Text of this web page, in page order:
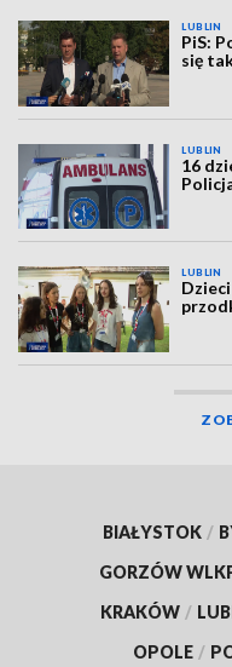
LUBLIN
PiS:
się
LUBLIN
16
LUBLIN
BIAŁYSTOK /
GORZÓW
KRAKÓW /
OPOLE /